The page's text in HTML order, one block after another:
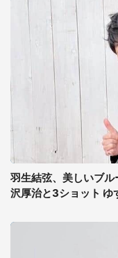
羽生結弦、美しいブ
沢厚治と3ショット ゆ